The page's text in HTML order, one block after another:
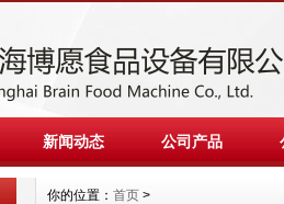
新闻动态 公司产品
你的位置： 首页 >